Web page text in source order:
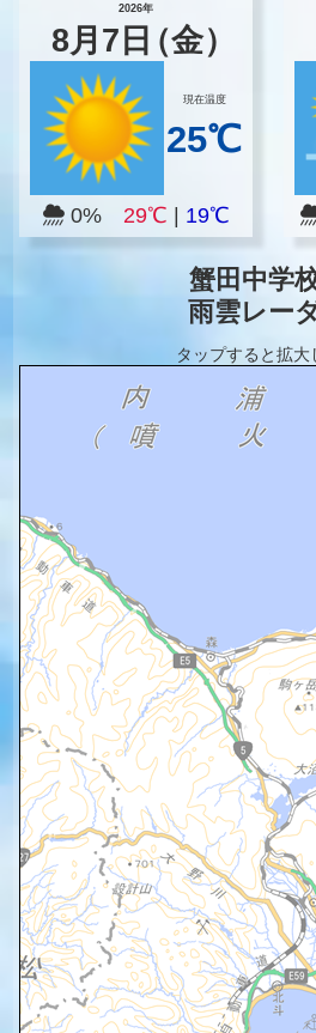
2026年
8月 7 日（金）
現在温度
25℃
0% 29℃ 19℃
蟹田中学
雨雲レー
タップすると拡大